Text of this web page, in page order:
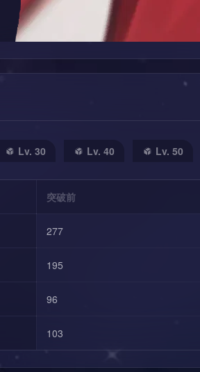
Lv. 30 Lv. 40 Lv. 50
突破前
277
195
96
103